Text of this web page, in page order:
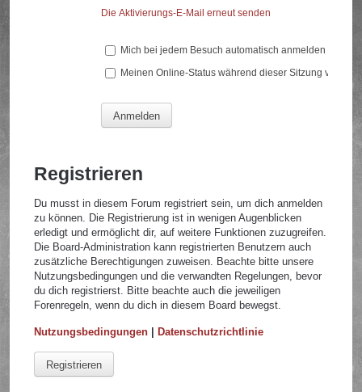
Die Aktivierungs-E-Mail erneut senden
Mich bei jedem Besuch automatisch anmelden
Meinen Online-Status während dieser Sitzung
Registrieren
Du musst in diesem Forum registriert sein, um dich anmelden
zu können. Die Registrierung ist in wenigen Augenblicken
erledigt und ermöglicht dir, auf weitere Funktionen zuzugreifen.
Die Board-Administration kann registrierten Benutzern auch
zusätzliche Berechtigungen zuweisen. Beachte bitte unsere
Nutzungsbedingungen und die verwandten Regelungen, bevor
du dich registrierst. Bitte beachte auch die jeweiligen
Forenregeln, wenn du dich in diesem Board bewegst.
Nutzungsbedingungen |Datenschutzrichtlinie
Registrieren